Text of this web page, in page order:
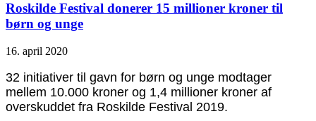
Roskilde Festival donerer 15 millioner kroner til
børn og unge
16. april 2020
32 initiativer til gavn for børn og unge modtager
mellem 10.000 kroner og 1,4 millioner kroner af
overskuddet fra Roskilde Festival 2019.